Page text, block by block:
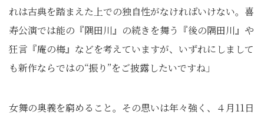
れは古典を踏まえた上での独自性がなければいけない。喜
寿公演では能の『隅田川』の続きを舞う『後の隅田川』や
狂言『庵の梅』などを考えていますが、いずれにしまして
も新作ならではの“振り”をご披露したいですね」
女舞の奥義を窮めること。その思いは年々強く、４月11日